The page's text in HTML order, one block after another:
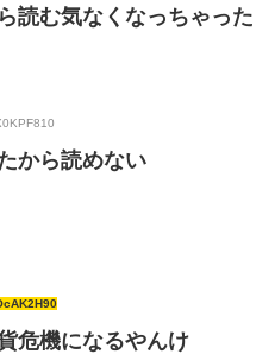
読む気なくなっちゃった
から読めない
危機になるやんけ